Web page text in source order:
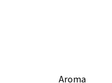
Aroma